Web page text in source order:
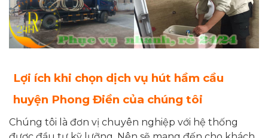
Lợi ích khi chọn dịch vụ hút hầm cầu
huyện Phong Điền của chúng tôi
Chúng tôi là đơn vị chuyên nghiệp với hệ thống